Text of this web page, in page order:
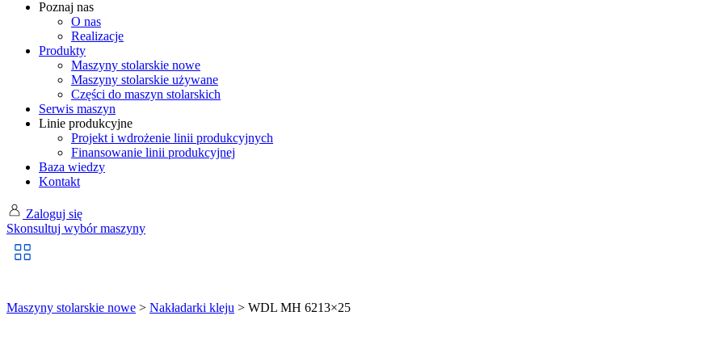
Poznaj nas
O nas
Realizacje
Produkty
Maszyny stolarskie nowe
Maszyny stolarskie używane
Części do maszyn stolarskich
Serwis maszyn
Linie produkcyjne
Projekt i wdrożenie linii produkcyjnych
Finansowanie linii produkcyjnej
Baza wiedzy
Kontakt
Zaloguj się
Skonsultuj wybór maszyny
Maszyny stolarskie nowe > Nakładarki kleju > WDL MH 6213×25